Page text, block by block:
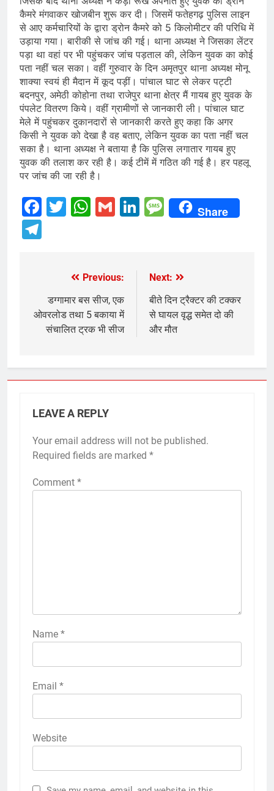
कैमरे मंगवाकर खोजबीन शुरू कर दी। जिसमें फतेहगढ़ पुलिस लाइन
से आए कर्मचारियों के द्वारा ड्रोन कैमरे को 5 किलोमीटर की परिधि में
उड़ाया गया। बारीकी से जांच की गई। थाना अध्यक्ष ने जिसका लेंटर
पड़ा था वहां पर भी पहुंचकर जांच पड़ताल की, लेकिन युवक का कोई
पता नहीं चल सका। वहीं गुरुवार के दिन अमृतपुर थाना अध्यक्ष मोनू
शाक्या स्वयं ही मैदान में कूद पड़ीं। पांचाल घाट से लेकर पट्टी
बदनपुर, अमेठी कोहोना तथा राजेपुर थाना क्षेत्र मैं गायब हुए युवक के
पंपलेट वितरण किये। वहीं ग्रामीणों से जानकारी ली। पांचाल घाट
मेले में पहुंचकर दुकानदारों से जानकारी करते हुए कहा कि अगर
किसी ने युवक को देखा है वह बताए, लेकिन युवक का पता नहीं चल
सका है। थाना अध्यक्ष ने बताया है कि पुलिस लगातार गायब हुए
युवक की तलाश कर रही है। कई टीमें में गठित की गई है। हर पहलू
पर जांच की जा रही है।
Facebook
Twitter
WhatsApp
GmailLinkedIn
Message
Share
navigation
Previous:
डग्गामार बस सीज, एक
ओवरलोड तथा 5 बकाया में
संचालित ट्रक भी सीज
Next:
बीते दिन ट्रैक्टर की टक्कर
से घायल वृद्ध समेत दो की
और मौत
LEAVE A REPLY
Your email address will not be published.
Required fields are marked *
Comment *
Name *
Email *
Website